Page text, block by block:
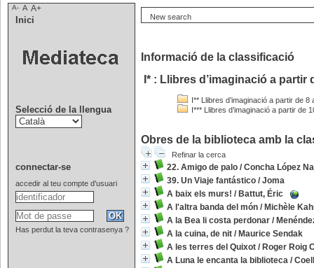
New search
Informació de la classificació
I* : Llibres d’imaginació a partir
I** Llibres d’imaginació a partir de 8
I*** Llibres d’imaginació a partir de
Obres de la biblioteca amb la
Refinar la cerca
22. Amigo de palo /Concha López
39. Un Viaje fantástico /Joma
A baix els murs! / Battut, Éric
A l'altra banda del món / Michèle
A la Bea li costa perdonar /
A la cuina, de nit / Maurice Sendak
A les terres del Quixot / Roger Roig
A Luna le encanta la biblioteca /
A- A A+
Inici
Selecció de la llengua
connectar-se
accedir al teu compte d'usuari
Has perdut la teva contrasenya ?